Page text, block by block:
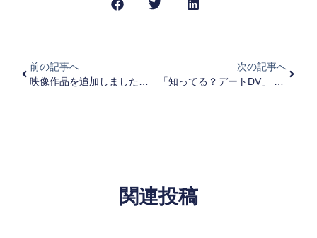
前の記事へ
次の記事へ
関連投稿